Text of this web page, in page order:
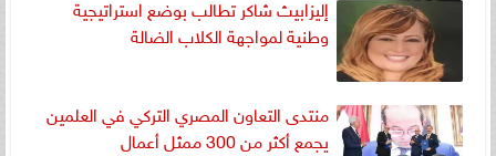
إليزابيث شاكر تطالب بوضع استراتيجية
وطنية لمواجهة الكلاب الضالة
منتدى التعاون المصري التركي في العلمين
يجمع أكثر من 300 ممثل أعمال